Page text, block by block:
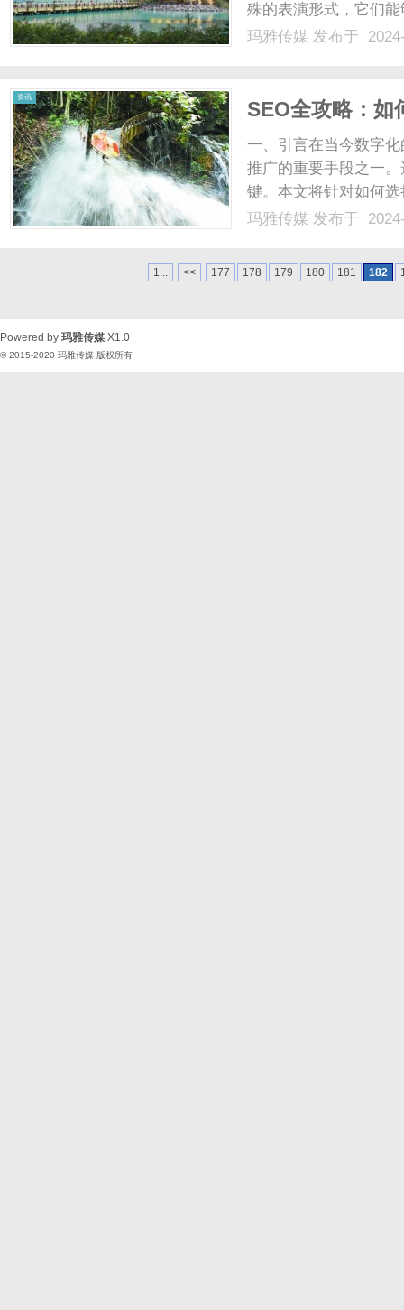
殊的表演形式，它们
系。影视狗的出现，
玛雅传媒 发布于
资讯
SEO全攻略：如
一、引言在当今数字
推广的重要手段之一
键。本文将针对如何
方法。二、关键词选
多的曝光和流量，提
玛雅传媒 发布于
1... << 177 178 179 180 181 182
Powered by 玛雅传媒 X1.0
© 2015-2020 玛雅传媒 版权所有